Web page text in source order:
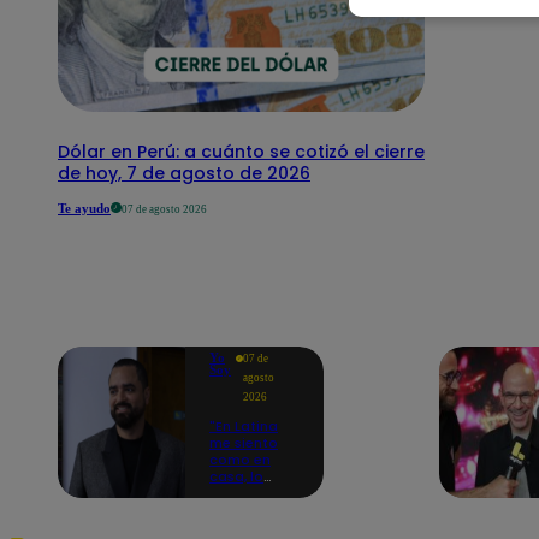
Dólar en Perú: a cuánto se cotizó el cierre
de hoy, 7 de agosto de 2026
Te ayudo 07 de agosto 2026
Yo
Soy
07 de
agosto
2026
"En Latina
me siento
como en
casa, lo